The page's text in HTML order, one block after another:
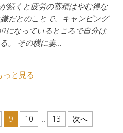
続くと疲労の蓄積はやむ得な
だとのことで、キャンピング
になっているところで自分は
。 その横に妻…
っと見る
送り
9 10 … 13 次へ